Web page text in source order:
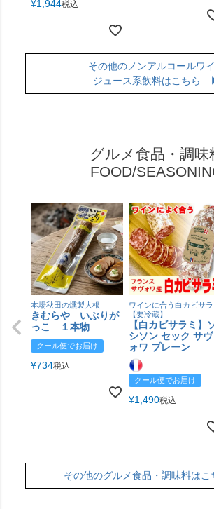
¥1,944税込
その他のノンアルコールワ
ジュース系飲料はこちら
グルメ食品・調味
FOOD/
本場秋田の燻製大根
きむらや いぶりが
っこ １本物
クール便でお届け
¥734税込
ワインに合う白カビサラ
【要冷蔵】
【白カビサラミ】
シソン セック サヴ
ォワ プレーン
クール便でお届け
¥1,490税込
その他のグルメ食品・調味料は